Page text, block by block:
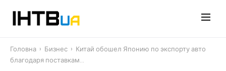
Головна › Бизнес › Китай обошел Японию по экспорту авто
благодаря поставкам…